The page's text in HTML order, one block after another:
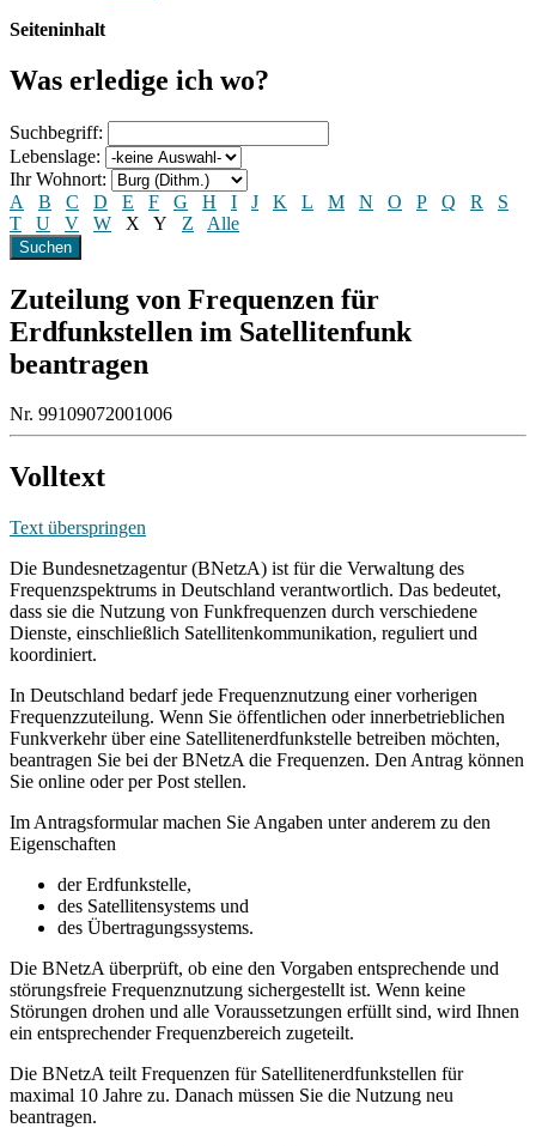
Seiteninhalt
Was erledige ich wo?
Suchbegriff:
Lebenslage:
Ihr Wohnort:
A
B C D E F G H I J K L M N O P Q R
S
T
U V W X Y Z Alle
Zuteilung von Frequenzen für
Erdfunkstellen im Satellitenfunk
beantragen
Nr. 99109072001006
Volltext
Text überspringen
Die Bundesnetzagentur (BNetzA) ist für die Verwaltung des
Frequenzspektrums in Deutschland verantwortlich. Das bedeutet,
dass sie die Nutzung von Funkfrequenzen durch verschiedene
Dienste, einschließlich Satellitenkommunikation, reguliert und
koordiniert.
In Deutschland bedarf jede Frequenznutzung einer vorherigen
Frequenzzuteilung. Wenn Sie öffentlichen oder innerbetrieblichen
Funkverkehr über eine Satellitenerdfunkstelle betreiben möchten,
beantragen Sie bei der BNetzA die Frequenzen. Den Antrag können
Sie online oder per Post stellen.
Im Antragsformular machen Sie Angaben unter anderem zu den
Eigenschaften
der Erdfunkstelle,
des Satellitensystems und
des Übertragungssystems.
Die BNetzA überprüft, ob eine den Vorgaben entsprechende und
störungsfreie Frequenznutzung sichergestellt ist. Wenn keine
Störungen drohen und alle Voraussetzungen erfüllt sind, wird Ihnen
ein entsprechender Frequenzbereich zugeteilt.
Die BNetzA teilt Frequenzen für Satellitenerdfunkstellen für
maximal 10 Jahre zu. Danach müssen Sie die Nutzung neu
beantragen.